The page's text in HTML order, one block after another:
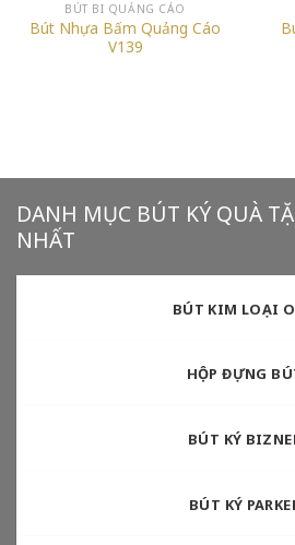
BÚT BI QUẢNG CÁO
Bút Nhựa Bấm Quảng Cáo
V139
DANH MỤC BÚT KÝ QUÀ
NHẤT
BÚT KIM LOẠI
HỘP ĐỰNG
BÚT KÝ
BÚT KÝ